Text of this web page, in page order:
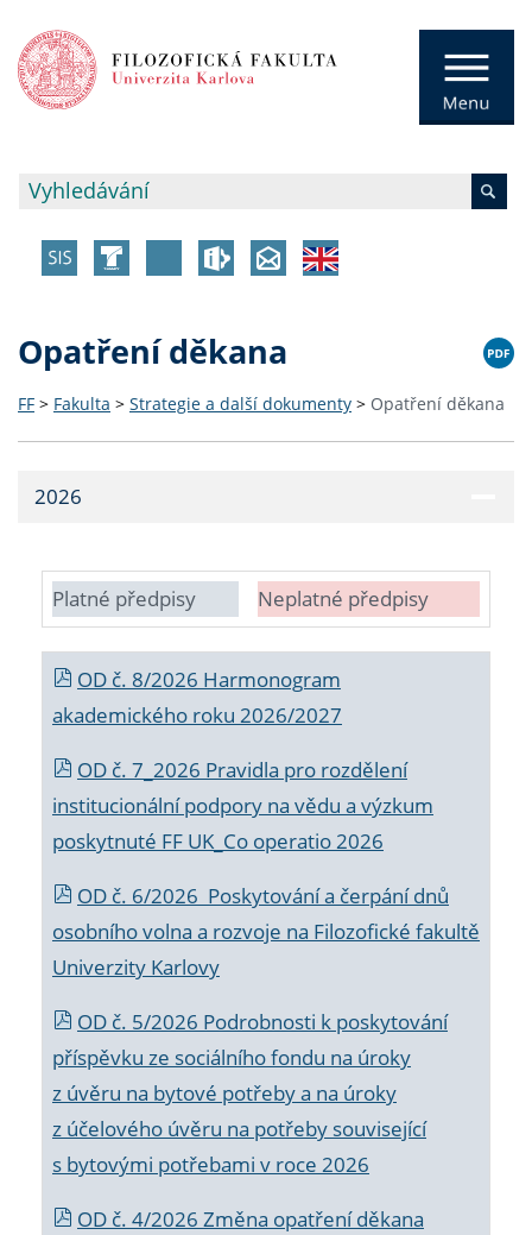
Opatření děkana
FF > Fakulta > Strategie a další dokumenty > Opatření děkana
2026
Platné předpisy Neplatné předpisy
OD č. 8/2026 Harmonogram
akademického roku 2026/2027
OD č. 7_2026 Pravidla pro rozdělení
institucionální podpory na vědu a výzkum
poskytnuté FF UK_Co operatio 2026
OD č. 6/2026 Poskytování a čerpání dnů
osobního volna a rozvoje na Filozofické fakultě
Univerzity Karlovy
OD č. 5/2026 Podrobnosti k poskytování
příspěvku ze sociálního fondu na úroky
z úvěru na bytové potřeby a na úroky
z účelového úvěru na potřeby související
s bytovými potřebami v roce 2026
OD č. 4/2026 Změna opatření děkana